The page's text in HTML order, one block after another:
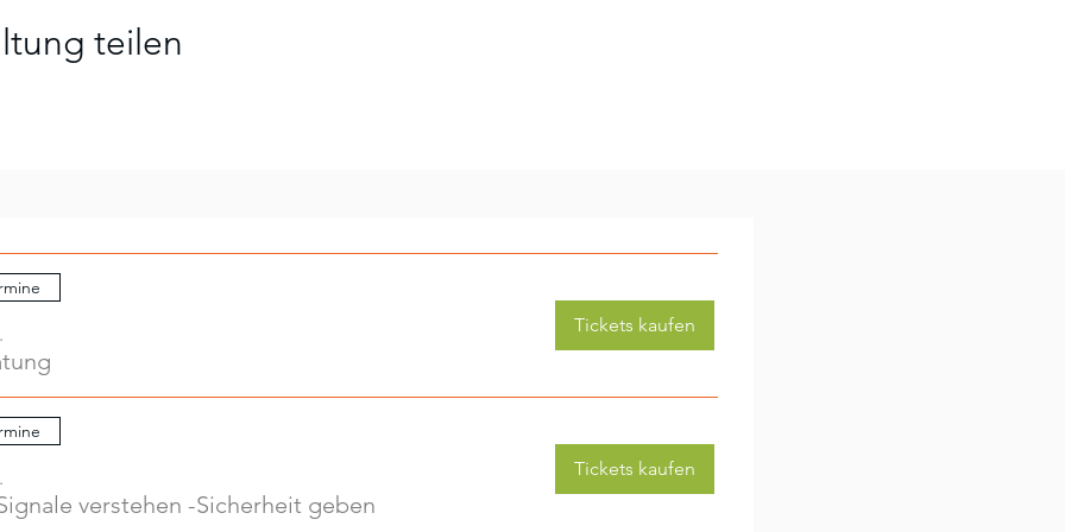
teilen
Tickets kaufen
verstehen -Sicherheit geben
Tickets kaufen